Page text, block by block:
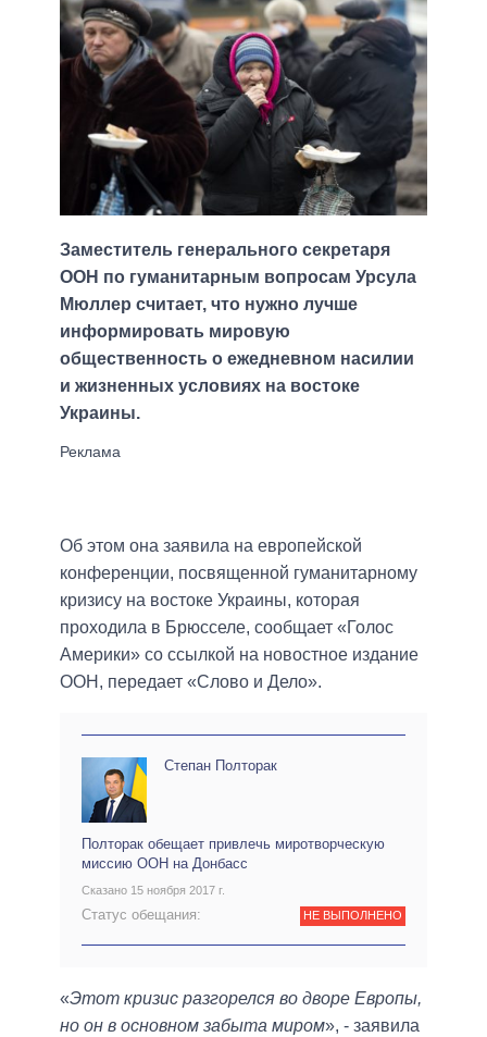
Заместитель генерального секретаря
ООН по гуманитарным вопросам Урсула
Мюллер считает, что нужно лучше
информировать мировую
общественность о ежедневном насилии
и жизненных условиях на востоке
Украины.
Об этом она заявила на европейской
конференции, посвященной гуманитарному
кризису на востоке Украины, которая
проходила в Брюсселе, сообщает «Голос
Америки» со ссылкой на новостное издание
ООН, передает «Слово и Дело».
Степан Полторак
Полторак обещает привлечь миротворческую
миссию ООН на Донбасс
Сказано 15 ноября 2017 г.
Статус обещания: НЕ ВЫПОЛНЕНО
«Этот кризис разгорелся во дворе Европы,
но он в основном забыта миром», - заявила